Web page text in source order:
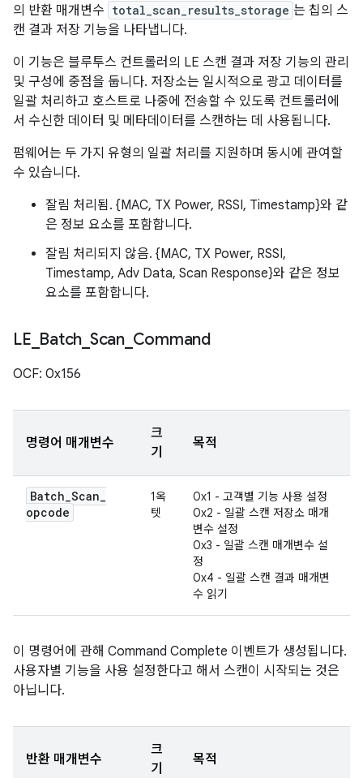
의 반환 매개변수 total_scan_results_storage 는 칩의 스
캔 결과 저장 기능을 나타냅니다.
이 기능은 블루투스 컨트롤러의 LE 스캔 결과 저장 기능의 관리
및 구성에 중점을 둡니다. 저장소는 일시적으로 광고 데이터를
일괄 처리하고 호스트로 나중에 전송할 수 있도록 컨트롤러에
서 수신한 데이터 및 메타데이터를 스캔하는 데 사용됩니다.
펌웨어는 두 가지 유형의 일괄 처리를 지원하며 동시에 관여할
수 있습니다.
잘림 처리됨. {MAC, TX Power, RSSI, Timestamp}와 같
은 정보 요소를 포함합니다.
잘림 처리되지 않음. {MAC, TX Power, RSSI,
Timestamp, Adv Data, Scan Response}와 같은 정보
요소를 포함합니다.
LE Batch Scan_ Command
OCF: 0x156
명령어 매개변수
크
기
목적
Batch_Scan_
opcode
1옥
텟
0x1 - 고객별 기능 사용 설정
0x2 - 일괄 스캔 저장소 매개
변수 설정
0x3 - 일괄 스캔 매개변수 설
정
0x4 - 일괄 스캔 결과 매개변
수 읽기
이 명령어에 관해 Command Complete 이벤트가 생성됩니다.
사용자별 기능을 사용 설정한다고 해서 스캔이 시작되는 것은
아닙니다.
반환 매개변수
크
기
목적